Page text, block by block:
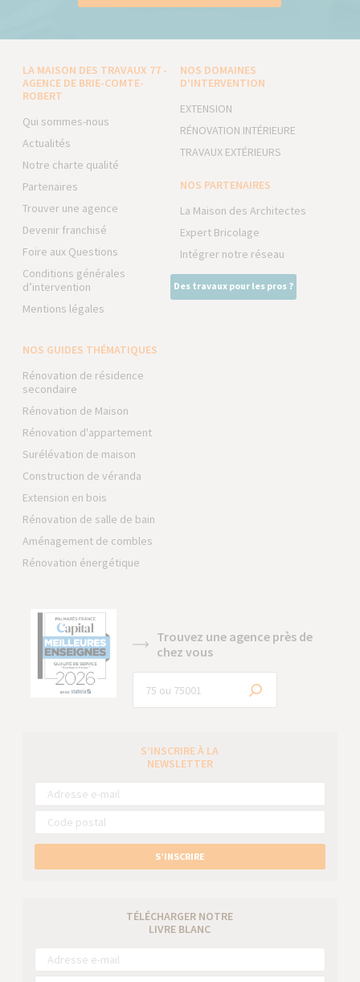
LA MAISON DES TRAVAUX 77 -
AGENCE DE BRIE-COMTE-
ROBERT
Qui sommes-nous
Actualités
Notre charte qualité
Partenaires
Trouver une agence
Devenir franchisé
Foire aux Questions
Conditions générales
d’intervention
Mentions légales
NOS DOMAINES
D’INTERVENTION
EXTENSION
RÉNOVATION INTÉRIEURE
TRAVAUX EXTÉRIEURS
NOS PARTENAIRES
La Maison des Architectes
Expert Bricolage
Intégrer notre réseau
Des travaux pour les pros ?
NOS GUIDES THÉMATIQUES
Rénovation de résidence
secondaire
Rénovation de Maison
Rénovation d'appartement
Surélévation de maison
Construction de véranda
Extension en bois
Rénovation de salle de bain
Aménagement de combles
Rénovation énergétique
Trouvez une agence près de
chez vous
S’INSCRIRE À LA
NEWSLETTER
S’INSCRIRE
TÉLÉCHARGER NOTRE
LIVRE BLANC